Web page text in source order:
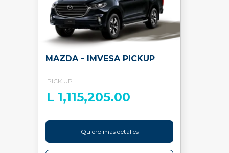
MAZDA - IMVESA PICKUP
PICK UP
L 1,115,205.00
Quiero más detalles